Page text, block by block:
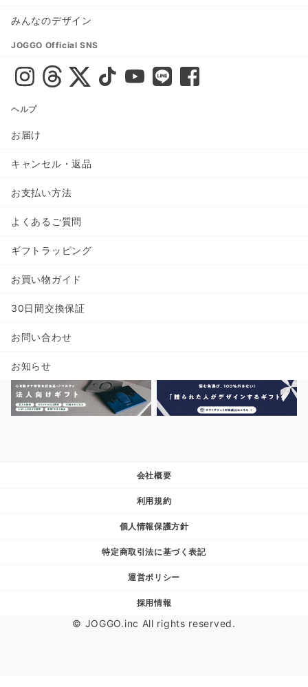
みんなのデザイン
JOGGO Official SNS
ヘルプ
お届け
キャンセル・返品
お支払い方法
よくあるご質問
ギフトラッピング
お買い物ガイド
30日間交換保証
お問い合わせ
お知らせ
会社概要
利用規約
個人情報保護方針
特定商取引法に基づく表記
運営ポリシー
採用情報
© JOGGO.inc All rights reserved.